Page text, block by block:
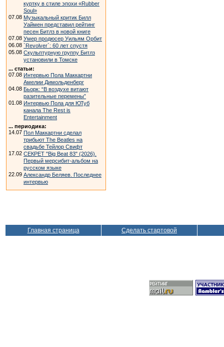
куртку в стиле эпохи «Rubber
Soul»
07.08 Музыкальный критик Билл
Уаймен представил рейтинг
песен Битлз в новой книге
07.08 Умер продюсер Уильям Орбит
06.08 `Revolver`: 60 лет спустя
05.08 Скульптурную группу Битлз
установили в Томске
... статьи:
07.08 Интервью Пола Маккартни
Амелии Димольденберг
04.08 Бьорк: “В воздухе витают
разительные перемены”
01.08 Интервью Пола для ЮТуб
канала The Rest is
Entertainment
... периодика:
14.07 Пол Маккартни сделал
трибьют The Beatles на
свадьбе Тейлор Свифт
17.02 СЕКРЕТ "Big Beat 83" (2026).
Первый мерсибит-альбом на
русском языке
22.09 Александр Беляев. Последнее
интервью
Главная страница Сделать стартовой